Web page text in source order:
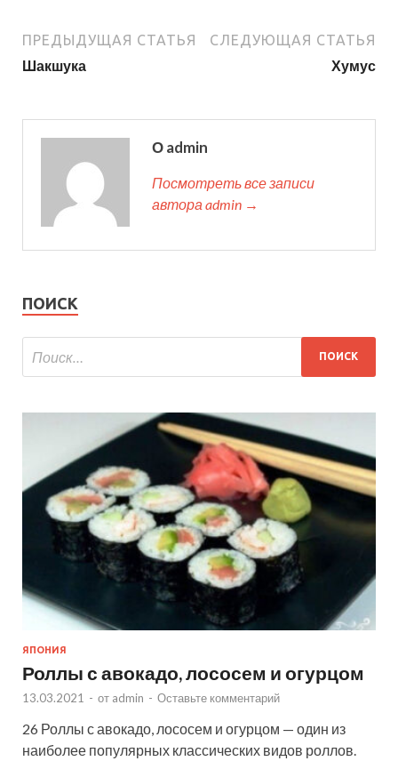
ПРЕДЫДУЩАЯ СТАТЬЯ
Шакшука
СЛЕДУЮЩАЯ СТАТЬЯ
Хумус
О admin
Посмотреть все записи
автора admin →
ПОИСК
ЯПОНИЯ
Роллы с авокадо, лососем и огурцом
13.03.2021 - от admin - Оставьте комментарий
26 Роллы с авокадо, лососем и огурцом — один из
наиболее популярных классических видов роллов.